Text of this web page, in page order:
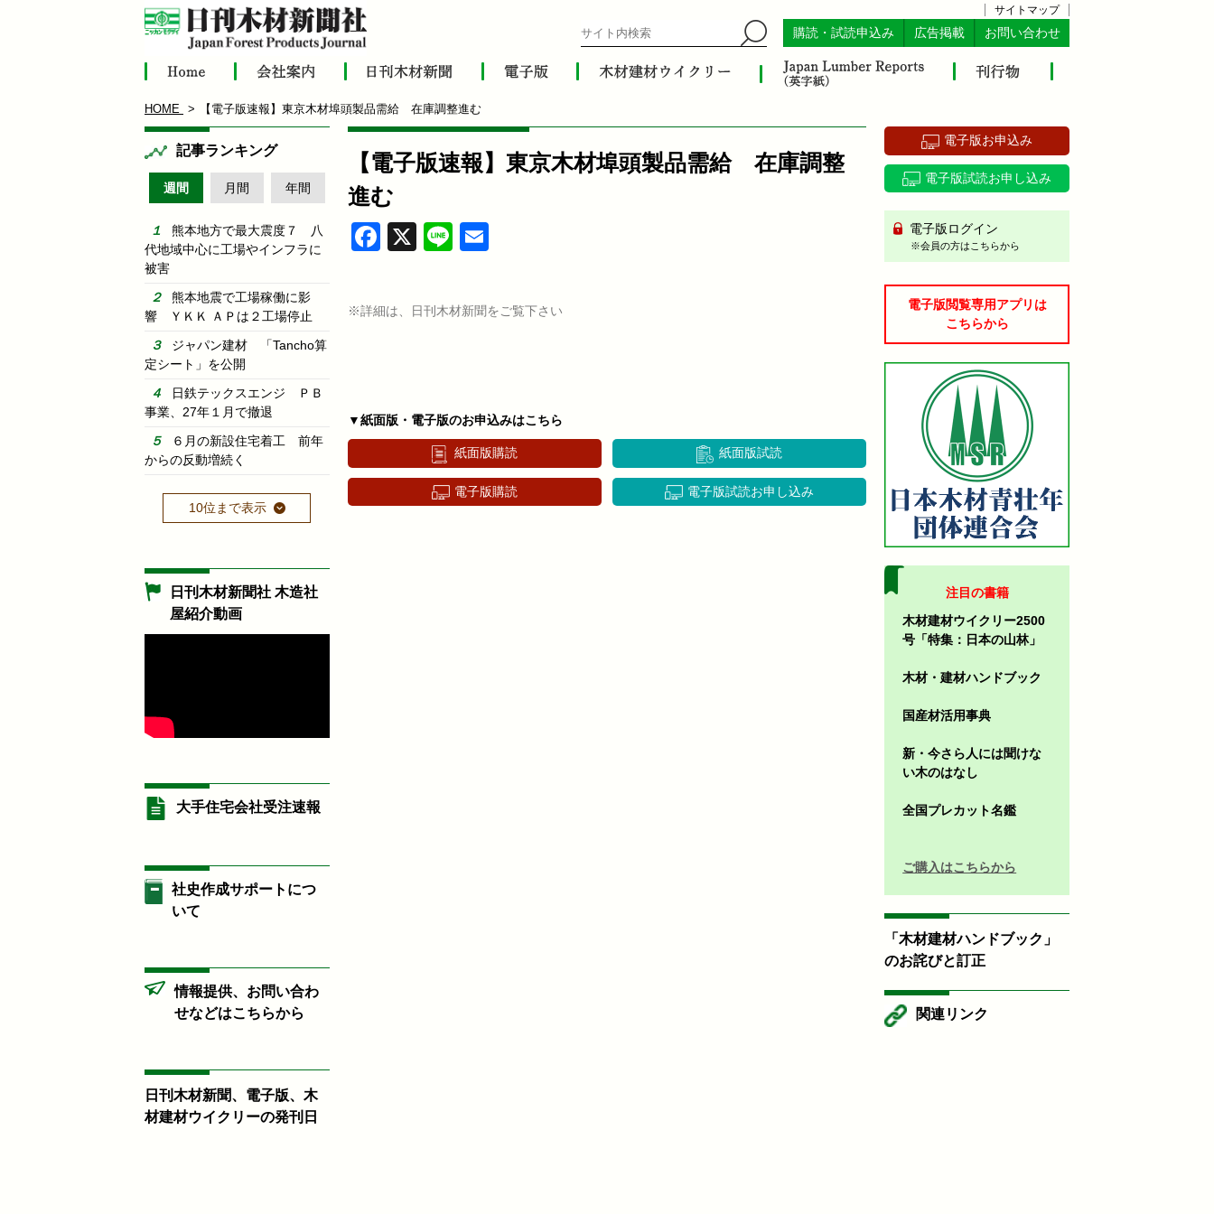
サイトマップ
購読・試読申込み 広告掲載 お問い合わせ
HOME 【電子版速報】東京木材埠頭製品需給 在庫調整進む
【電子版速報】東京木材埠頭製品需給 在庫調整
進む
Facebook
X Line
※詳細は、日刊木材新聞をご覧下さい
▼紙面版・電子版のお申込みはこちら
紙面版購読 紙面版試読
電子版購読 電子版試読お申し込み
記事ランキング
週間 月間 年間
熊本地方で最大震度７ 八
代地域中心に工場やインフラに
被害
熊本地震で工場稼働に影
響 ＹＫＫ ＡＰは２工場停止
ジャパン建材 「Tancho算
定シート」を公開
日鉄テックスエンジ ＰＢ
事業、27年１月で撤退
６月の新設住宅着工 前年
からの反動増続く
10位まで表示
日刊木材新聞社 木造社
屋紹介動画
大手住宅会社受注速報
社史作成サポートにつ
いて
情報提供、お問い合わ
せなどはこちらから
日刊木材新聞、電子版、木
材建材ウイクリーの発刊日
電子版お申込み
電子版試読お申し込み
電子版ログイン
※会員の方はこちらから
電子版閲覧専用アプリは
こちらから
注目の書籍
木材建材ウイクリー2500
号「特集：日本の山林」
木材・建材ハンドブック
国産材活用事典
新・今さら人には聞けな
い木のはなし
全国プレカット名鑑
ご購入はこちらから
「木材建材ハンドブック」
のお詫びと訂正
関連リンク